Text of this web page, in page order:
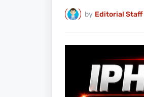
by Editorial Staff